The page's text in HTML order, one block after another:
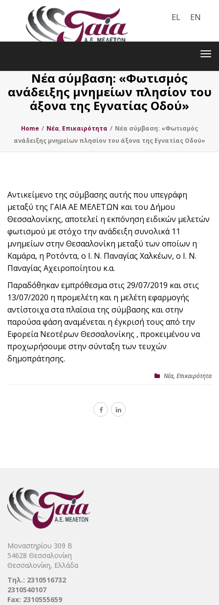
EL EN
Νέα σύμβαση: «Φωτισμός
ανάδειξης μνημείων πλησίον του
άξονα της Εγνατίας Οδού»
Home / Nέα, Επικαιρότητα / Νέα σύμβαση: «Φωτισμός
ανάδειξης μνημείων πλησίον του άξονα της Εγνατίας Οδού»
Αντικείμενο της σύμβασης αυτής που υπεγράφη
μεταξύ της ΓΑΙΑ ΑΕ ΜΕΛΕΤΩΝ και του Δήμου
Θεσσαλονίκης, αποτελεί η εκπόνηση ειδικών μελετών
φωτισμού με στόχο την ανάδειξη συνολικά 11
μνημείων στην Θεσααλονίκη μεταξύ των οποίων η
Καμάρα, η Ροτόντα, ο Ι. Ν. Παναγίας Χαλκέων, ο Ι. Ν.
Παναγίας Αχειροποίητου κ.α.
Παραδόθηκαν εμπρόθεσμα στις 29/07/2019 και στις
13/07/2020 η προμελέτη και η μελέτη εφαρμογής
αντίστοιχα στα πλαίσια της σύμβασης και στην
παρούσα φάση αναμένεται η έγκρισή τους από την
Εφορεία Νεοτέρων Θεσσαλονίκης , προκειμένου να
προχωρήσουμε στην σύνταξη των τευχών
δημοπράτησης.
Nέα, Επικαιρότητα
Μοναστηρίου 309 Β
54628 Θεσσαλονίκη
Θεσσαλονίκη, Ελλάδα
Τηλ.: 2310516732
2310540107
Fax: 2310555659